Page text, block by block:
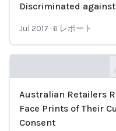
Discriminated
Jul 2017 · 6 レポート
Loading...
Australian Retailers
Face Prints of Their
Consent